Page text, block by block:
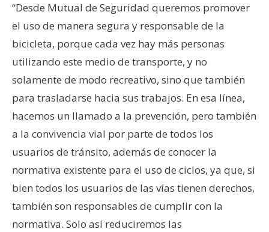
“Desde Mutual de Seguridad queremos promover
el uso de manera segura y responsable de la
bicicleta, porque cada vez hay más personas
utilizando este medio de transporte, y no
solamente de modo recreativo, sino que también
para trasladarse hacia sus trabajos. En esa línea,
hacemos un llamado a la prevención, pero también
a la convivencia vial por parte de todos los
usuarios de tránsito, además de conocer la
normativa existente para el uso de ciclos, ya que, si
bien todos los usuarios de las vías tienen derechos,
también son responsables de cumplir con la
normativa. Solo así reduciremos las